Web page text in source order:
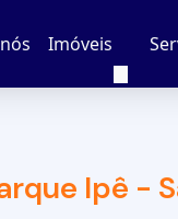
Imóveis
Ipê -